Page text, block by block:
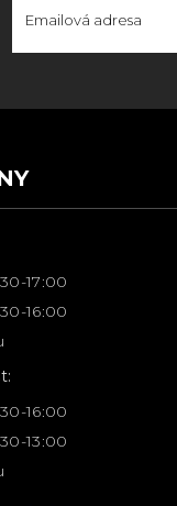
17:00
16:00
16:00
13:00